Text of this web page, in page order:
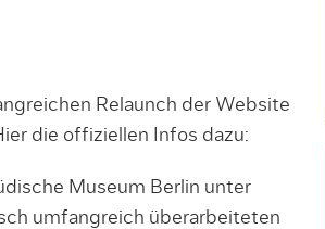
Relaunch der Website
die offiziellen Infos dazu:
Museum Berlin unter
umfangreich überarbeiteten